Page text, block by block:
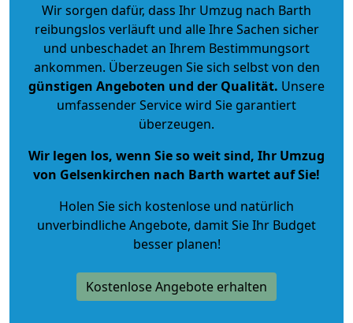
Wir sorgen dafür, dass Ihr Umzug nach Barth
reibungslos verläuft und alle Ihre Sachen sicher
und unbeschadet an Ihrem Bestimmungsort
ankommen. Überzeugen Sie sich selbst von den
günstigen Angeboten und der Qualität. Unsere
umfassender Service wird Sie garantiert
überzeugen.
Wir legen los, wenn Sie so weit sind, Ihr Umzug
von Gelsenkirchen nach Barth wartet auf Sie!
Holen Sie sich kostenlose und natürlich
unverbindliche Angebote, damit Sie Ihr Budget
besser planen!
Kostenlose Angebote erhalten